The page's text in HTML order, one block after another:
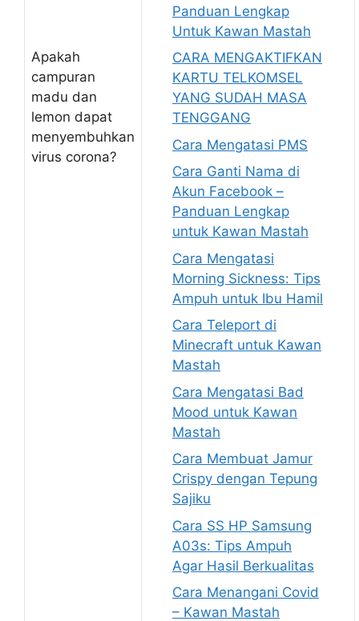
Apakah
campuran
madu dan
lemon dapat
menyembuhkan
virus corona?
Panduan Lengkap
Untuk Kawan Mastah
CARA MENGAKTIFKAN
KARTU TELKOMSEL
YANG SUDAH MASA
TENGGANG
Cara Mengatasi PMS
Cara Ganti Nama di
Akun Facebook –
Panduan Lengkap
untuk Kawan Mastah
Cara Mengatasi
Morning Sickness: Tips
Ampuh untuk Ibu Hamil
Cara Teleport di
Minecraft untuk Kawan
Mastah
Cara Mengatasi Bad
Mood untuk Kawan
Mastah
Cara Membuat Jamur
Crispy dengan Tepung
Sajiku
Cara SS HP Samsung
A03s: Tips Ampuh
Agar Hasil Berkualitas
Cara Menangani Covid
– Kawan Mastah